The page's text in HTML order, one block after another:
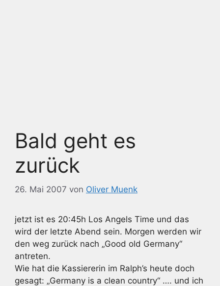
Bald geht es
zurück
26. Mai 2007 von Oliver Muenk
jetzt ist es 20:45h Los Angels Time und das
wird der letzte Abend sein. Morgen werden wir
den weg zurück nach „Good old Germany“
antreten.
Wie hat die Kassiererin im Ralph’s heute doch
gesagt: „Germany is a clean country“ …. und ich